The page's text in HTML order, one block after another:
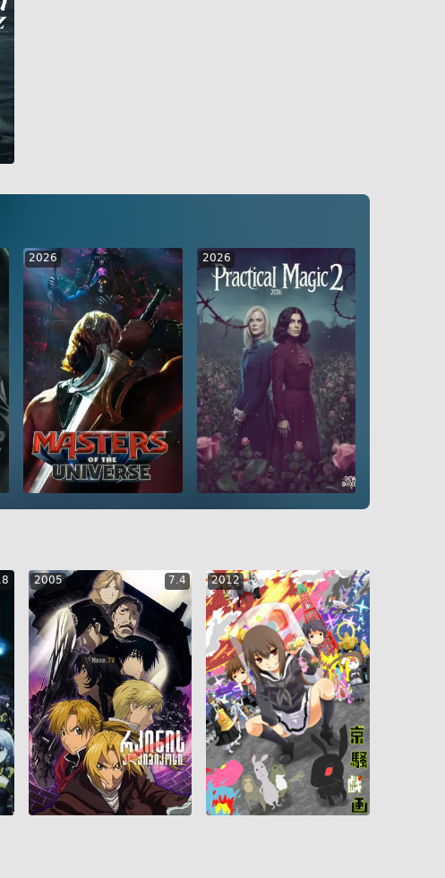
2026
GEO ENG RUS
2026
GEO ENG RUS
2005 7.4
GEO ENG RUS
2012
GEO ENG RUS